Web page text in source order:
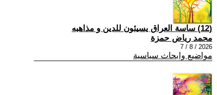
(12) ساسة العراق يسيئون للدين و مذاهبه
محمد رياض حمزة
2026 / 8 / 7
مواضيع وابحاث سياسية